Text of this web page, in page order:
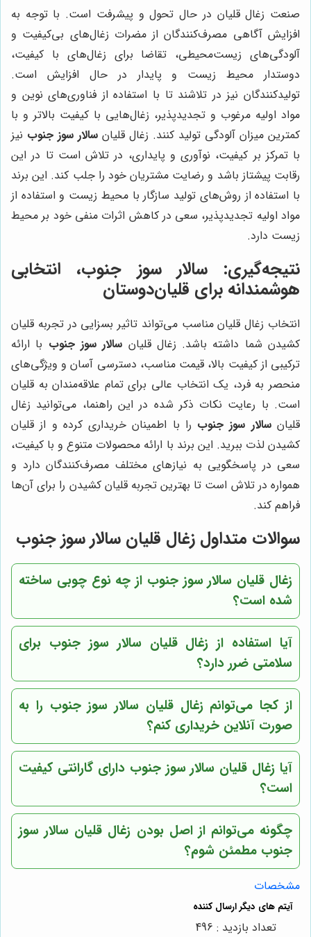
صنعت زغال قلیان در حال تحول و پیشرفت است. با توجه به
افزایش آگاهی مصرف‌کنندگان از مضرات زغال‌های بی‌کیفیت و
آلودگی‌های زیست‌محیطی، تقاضا برای زغال‌های با کیفیت،
دوستدار محیط زیست و پایدار در حال افزایش است.
تولیدکنندگان نیز در تلاشند تا با استفاده از فناوری‌های نوین و
مواد اولیه مرغوب و تجدیدپذیر، زغال‌هایی با کیفیت بالاتر و با
کمترین میزان آلودگی تولید کنند. زغال قلیان سالار سوز جنوب نیز
با تمرکز بر کیفیت، نوآوری و پایداری، در تلاش است تا در این
رقابت پیشتاز باشد و رضایت مشتریان خود را جلب کند. این برند
با استفاده از روش‌های تولید سازگار با محیط زیست و استفاده از
مواد اولیه تجدیدپذیر، سعی در کاهش اثرات منفی خود بر محیط
زیست دارد.
نتیجه‌گیری: سالار سوز جنوب، انتخابی
هوشمندانه برای قلیان‌دوستان
انتخاب زغال قلیان مناسب می‌تواند تاثیر بسزایی در تجربه قلیان
کشیدن شما داشته باشد. زغال قلیان سالار سوز جنوب با ارائه
ترکیبی از کیفیت بالا، قیمت مناسب، دسترسی آسان و ویژگی‌های
منحصر به فرد، یک انتخاب عالی برای تمام علاقه‌مندان به قلیان
است. با رعایت نکات ذکر شده در این راهنما، می‌توانید زغال
قلیانسالار سوز جنوب را با اطمینان خریداری کرده و از قلیان
کشیدن لذت ببرید. این برند با ارائه محصولات متنوع و با کیفیت،
سعی در پاسخگویی به نیازهای مختلف مصرف‌کنندگان دارد و
همواره در تلاش است تا بهترین تجربه قلیان کشیدن را برای آن‌ها
فراهم کند.
سوالات متداول زغال قلیان سالار سوز جنوب
زغال قلیان سالار سوز جنوب از چه نوع چوبی ساخته
شده است؟
آیا استفاده از زغال قلیان سالار سوز جنوب برای
سلامتی ضرر دارد؟
از کجا می‌توانم زغال قلیان سالار سوز جنوب را به
صورت آنلاین خریداری کنم؟
آیا زغال قلیان سالار سوز جنوب دارای گارانتی کیفیت
است؟
چگونه می‌توانم از اصل بودن زغال قلیان سالار سوز
جنوب مطمئن شوم؟
مشخصات
تعداد بازدید : 496